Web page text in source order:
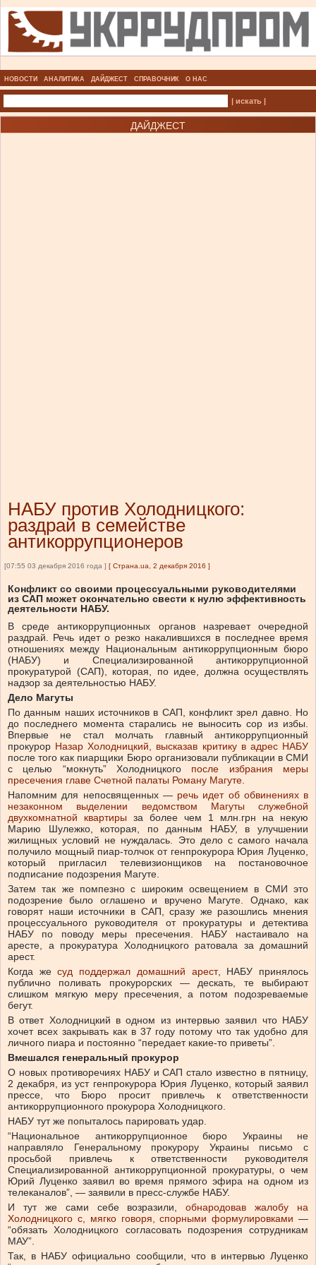
НОВОСТИ АНАЛИТИКА ДАЙДЖЕСТ СПРАВОЧНИК О НАС
| искать |
ДАЙДЖЕСТ
НАБУ против Холодницкого:
раздрай в семействе
антикоррупционеров
[07:55 03 декабря 2016 года ] [ Страна.ua, 2 декабря 2016 ]
Конфликт со своими процессуальными руководителями
из САП может окончательно свести к нулю эффективность
деятельности НАБУ.
В среде антикоррупционных органов назревает очередной
раздрай. Речь идет о резко накалившихся в последнее время
отношениях между Национальным антикоррупционным бюро
(НАБУ) и Специализированной антикоррупционной
прокуратурой (САП), которая, по идее, должна осуществлять
надзор за деятельностью НАБУ.
Дело Магуты
По данным наших источников в САП, конфликт зрел давно. Но
до последнего момента старались не выносить сор из избы.
Впервые не стал молчать главный антикоррупционный
прокурор Назар Холодницкий, высказав критику в адрес НАБУ
после того как пиарщики Бюро организовали публикации в СМИ
с целью “мокнуть” Холодницкого после избрания меры
пресечения главе Счетной палаты Роману Магуте.
Напомним для непосвященных — речь идет об обвинениях в
незаконном выделении ведомством Магуты служебной
двухкомнатной квартиры за более чем 1 млн.грн на некую
Марию Шулежко, которая, по данным НАБУ, в улучшении
жилищных условий не нуждалась. Это дело с самого начала
получило мощный пиар-толчок от генпрокурора Юрия Луценко,
который пригласил телевизионщиков на постановочное
подписание подозрения Магуте.
Затем так же помпезно с широким освещением в СМИ это
подозрение было оглашено и вручено Магуте. Однако, как
говорят наши источники в САП, сразу же разошлись мнения
процессуального руководителя от прокуратуры и детектива
НАБУ по поводу меры пресечения. НАБУ настаивало на
аресте, а прокуратура Холодницкого ратовала за домашний
арест.
Когда жесуд поддержал домашний арест, НАБУ принялось
публично поливать прокурорских — дескать, те выбирают
слишком мягкую меру пресечения, а потом подозреваемые
бегут.
В ответ Холодницкий в одном из интервью заявил что НАБУ
хочет всех закрывать как в 37 году потому что так удобно для
личного пиара и постоянно “передает какие-то приветы”.
Вмешался генеральный прокурор
О новых противоречиях НАБУ и САП стало известно в пятницу,
2 декабря, из уст генпрокурора Юрия Луценко, который заявил
прессе, что Бюро просит привлечь к ответственности
антикоррупционного прокурора Холодницкого.
НАБУ тут же попыталось парировать удар.
“Национальное антикоррупционное бюро Украины не
направляло Генеральному прокурору Украины письмо с
просьбой привлечь к ответственности руководителя
Специализированной антикоррупционной прокуратуры, о чем
Юрий Луценко заявил во время прямого эфира на одном из
телеканалов”, — заявили в пресс-службе НАБУ.
И тут же сами себе возразили,обнародовав жалобу на
Холодницкого с, мягко говоря, спорными формулировками —
“обязать Холодницкого согласовать подозрения сотрудникам
МАУ”.
Так, в НАБУ официально сообщили, что в интервью Луценко